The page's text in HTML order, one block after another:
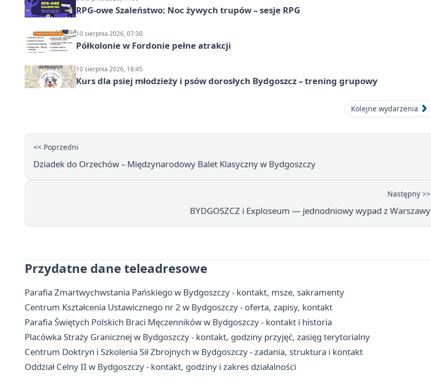
RPG-owe Szaleństwo: Noc żywych trupów – sesje RPG
10 sierpnia 2026, 07:30
Półkolonie w Fordonie pełne atrakcji
10 sierpnia 2026, 18:45
Kurs dla psiej młodzieży i psów dorosłych Bydgoszcz – trening grupowy
Kolejne wydarzenia
<< Poprzedni
Dziadek do Orzechów – Międzynarodowy Balet Klasyczny w Bydgoszczy
Następny >>
BYDGOSZCZ i Exploseum — jednodniowy wypad z Warszawy
Przydatne dane teleadresowe
Parafia Zmartwychwstania Pańskiego w Bydgoszczy - kontakt, msze, sakramenty
Centrum Kształcenia Ustawicznego nr 2 w Bydgoszczy - oferta, zapisy, kontakt
Parafia Świętych Polskich Braci Męczenników w Bydgoszczy - kontakt i historia
Placówka Straży Granicznej w Bydgoszczy - kontakt, godziny przyjęć, zasięg terytorialny
Centrum Doktryn i Szkolenia Sił Zbrojnych w Bydgoszczy - zadania, struktura i kontakt
Oddział Celny II w Bydgoszczy - kontakt, godziny i zakres działalności